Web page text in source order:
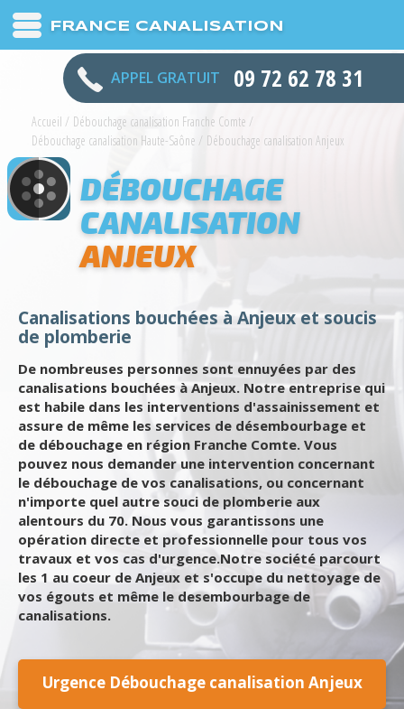
FRANCE CANALISATION
APPEL GRATUIT 09 72 62 78 31
Accueil / Débouchage canalisation Franche Comte /
Débouchage canalisation Haute-Saône / Débouchage canalisation Anjeux
DÉBOUCHAGE
CANALISATION
ANJEUX
Canalisations bouchées à Anjeux et soucis
de plomberie
De nombreuses personnes sont ennuyées par des
canalisations bouchées à Anjeux. Notre entreprise qui
est habile dans les interventions d'assainissement et
assure de même les services de désembourbage et
de débouchage en région Franche Comte. Vous
pouvez nous demander une intervention concernant
le débouchage de vos canalisations, ou concernant
n'importe quel autre souci de plomberie aux
alentours du 70. Nous vous garantissons une
opération directe et professionnelle pour tous vos
travaux et vos cas d'urgence.Notre société parcourt
les 1 au coeur de Anjeux et s'occupe du nettoyage de
vos égouts et même le desembourbage de
canalisations.
Urgence Débouchage canalisation Anjeux